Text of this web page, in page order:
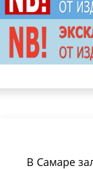
В Самаре